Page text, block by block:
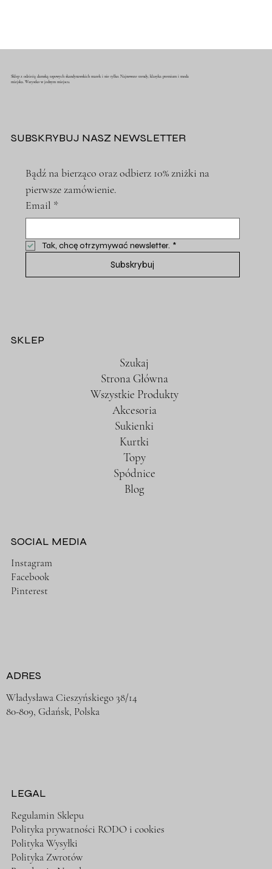
Sklep z odzieżą damską topowych skandynawskich marek i nie tylko. Najnowsze trendy, klasyka premium i moda
miejska. Wszystko w jednym miejscu.
SUBSKRYBUJ NASZ NEWSLETTER
Bądź na bierząco oraz odbierz 10% zniżki na
pierwsze zamówienie.
Email *
Tak, chcę otrzymywać newsletter. *
Subskrybuj
SKLEP
Szukaj
Strona Główna
Wszystkie Produkty
Akcesoria
Sukienki
Kurtki
Topy
Spódnice
Blog
LEGAL
Regulamin Sklepu
Polityka prywatności RODO i cookies
Polityka Wysyłki
Polityka Zwrotów
ADRES
Władysława Cieszyńskiego 38/14
80-809, Gdańsk, Polska
SOCIAL MEDIA
Instagram
Facebook
Pinterest